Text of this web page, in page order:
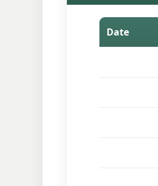
Date